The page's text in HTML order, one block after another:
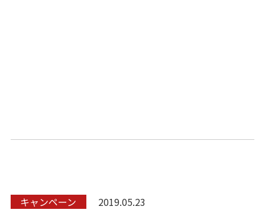
キャンペーン 2019.05.23